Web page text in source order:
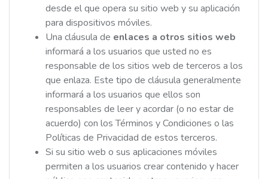
desde el que opera su sitio web y su aplicación
para dispositivos móviles.
Una cláusula de enlaces a otros sitios web
informará a los usuarios que usted no es
responsable de los sitios web de terceros a los
que enlaza. Este tipo de cláusula generalmente
informará a los usuarios que ellos son
responsables de leer y acordar (o no estar de
acuerdo) con los Términos y Condiciones o las
Políticas de Privacidad de estos terceros.
Si su sitio web o sus aplicaciones móviles
permiten a los usuarios crear contenido y hacer